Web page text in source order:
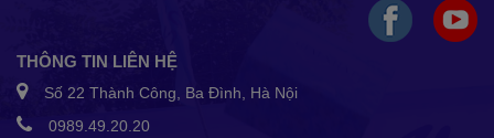
THÔNG TIN LIÊN HỆ
Số 22 Thành Công, Ba Đình, Hà Nội
0989.49.20.20